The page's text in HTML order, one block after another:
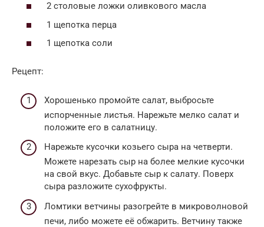
2 столовые ложки оливкового масла
1 щепотка перца
1 щепотка соли
Рецепт:
Хорошенько промойте салат, выбросьте
испорченные листья. Нарежьте мелко салат и
положите его в салатницу.
Нарежьте кусочки козьего сыра на четверти.
Можете нарезать сыр на более мелкие кусочки
на свой вкус. Добавьте сыр к салату. Поверх
сыра разложите сухофрукты.
Ломтики ветчины разогрейте в микроволновой
печи, либо можете её обжарить. Ветчину также